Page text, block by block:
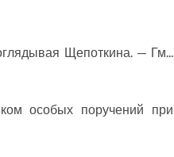
Щепоткина. — Гм...
особых поручений при